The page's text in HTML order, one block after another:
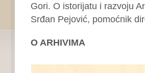
Gori. O istorijatu i razvoju
Srđan Pejović, pomoćnik
O ARHIVIMA